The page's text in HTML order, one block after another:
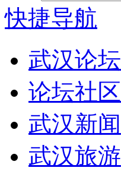
快捷导航
武汉论坛
论坛社区
武汉新闻
武汉旅游